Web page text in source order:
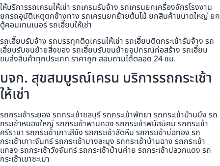
ให้บริการรถเครนให้เช่า รถเครนรับจ้าง รถเครนยกเครื่องจักรโรงงาน
ยกรถอุบัติเหตุตกข้างทาง รถเครนยกย้ายต้นไม้ ยกสินค้าขนาดใหญ่ ยก
ตู้คอนเทนเนอร์ รถเฮี๊ยบให้เช่า
รถเฮี๊ยบรับจ้าง รถบรรทุกติดเครนให้เช่า รถเฮี๊ยบติดกระเช้ารับจ้าง รถ
เฮี๊ยบรับขนย้ายสิ่งของ รถเฮี๊ยบรับขนย้ายอุปกรณ์ก่อสร้าง รถเฮี๊ยบ
ขนส่งสินค้าทุกประเภท ราคาถูก สอบถามได้ตลอด 24 ชม.
บจก. สุขสมบูรณ์เครน บริการรถกระเช้า
ให้เช่า
รถกระเช้าระยอง รถกระเช้าชลบุรี รถกระเช้าพัทยา รถกระเช้าบ้านบึง รถ
กระเช้าหนองใหญ่ รถกระเช้าพานทอง รถกระเช้าพนัสนิคม รถกระเช้า
ศรีราชา รถกระเช้าเกาะสีชัง รถกระเช้าสัตหีบ รถกระเช้าบ่อทอง รถ
กระเช้าเกาะจันทร์ รถกระเช้าบางละมุง รถกระเช้าบ้านฉาง รถกระเช้า
แกลง รถกระเช้าวังจันทร์ รถกระเช้าบ้านค่าย รถกระเช้าปลวกแดง รถ
กระเช้าเขาชะเมา